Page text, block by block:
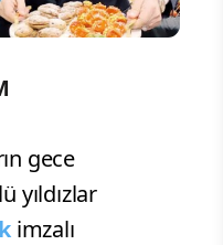
gece
yıldızlar
imzalı